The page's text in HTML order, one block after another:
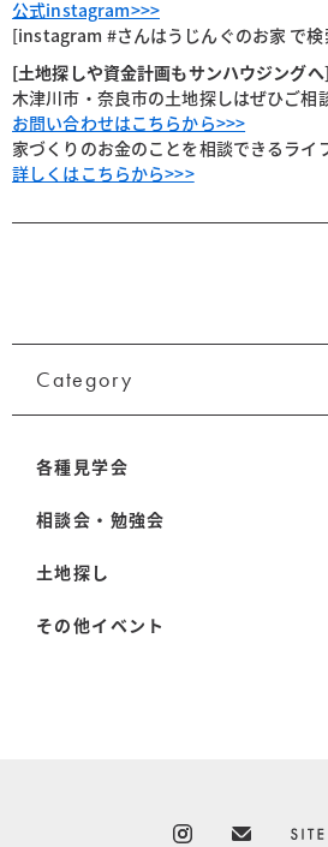
公式instagram>>>
[instagram #さんはうじんぐのお家 で
[土地探しや資金計画もサンハウジングへ]
木津川市・奈良市の土地探しはぜひご相
お問い合わせはこちらから>>>
家づくりのお金のことを相談できるライ
詳しくはこちらから>>>
Category
各種見学会
相談会・勉強会
土地探し
その他イベント